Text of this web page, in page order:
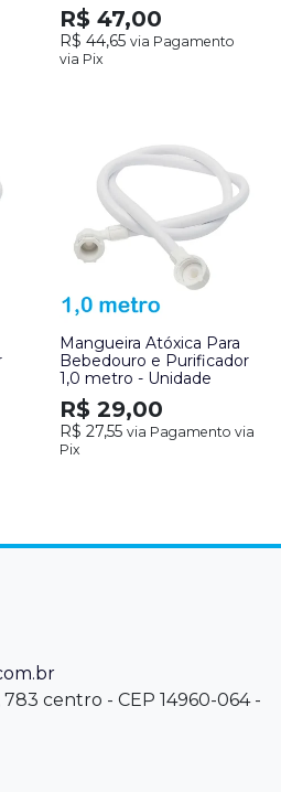
R$ 47,00
R$ 44,65 via Pagamento
via Pix
Mangueira Atóxica Para
Bebedouro e Purificador
1,0 metro - Unidade
R$ 29,00
R$ 27,55 via Pagamento via
Pix
centro - CEP 14960-064 -